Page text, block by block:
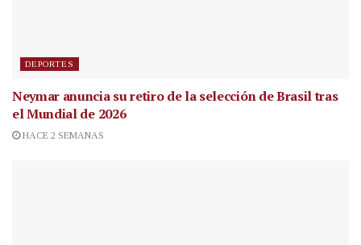
DEPORTES
Neymar anuncia su retiro de la selección de Brasil tras
el Mundial de 2026
HACE 2 SEMANAS